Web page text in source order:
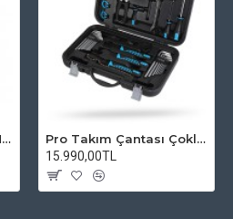
Asistan Askısız Tayt SH20 Pedli Siyah
Pro Takım Çantası Çoklu Tamir Seti
15.990,00TL